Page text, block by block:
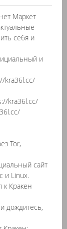
Маркет
себя и
и
kra36l.cc/
kra36l.cc/
Tor,
сайт
и Linux.
к Кракен
дождитесь,